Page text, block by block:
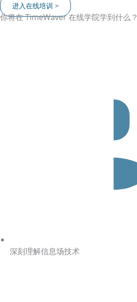
进入在线培训 >
你将在 TimeWaver 在线学院学到什么？
深刻理解信息场技术